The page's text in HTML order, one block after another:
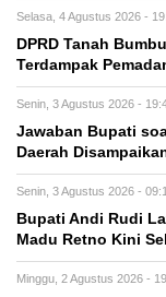
Selasa, 4 Agustus 2026 -
DPRD Tanah
Terdampak
Senin, 3 Agustus 2026 -
Jawaban Bupati
Daerah
Senin, 3 Agustus 2026 -
Bupati Andi Rudi
Madu Retno Kini
Minggu, 2 Agustus 2026 -